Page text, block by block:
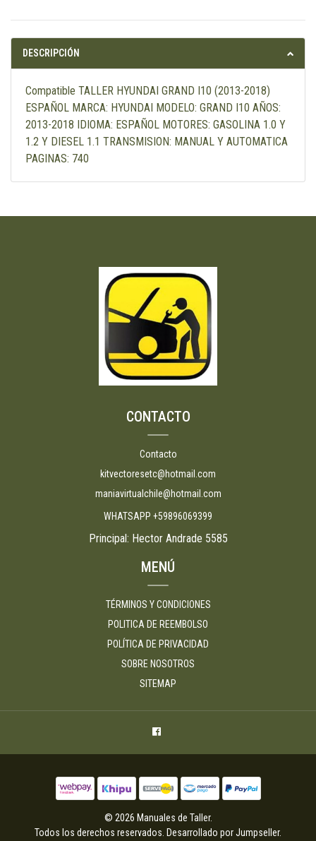
DESCRIPCIÓN
Compatible TALLER HYUNDAI GRAND I10 (2013-2018)
ESPAÑOL MARCA: HYUNDAI MODELO: GRAND I10 AÑOS:
2013-2018 IDIOMA: ESPAÑOL MOTORES: GASOLINA 1.0 Y
1.2 Y DIESEL 1.1 TRANSMISION: MANUAL Y AUTOMATICA
PAGINAS: 740
CONTACTO
Contacto
kitvectoresetc@hotmail.com
maniavirtualchile@hotmail.com
WHATSAPP +59896069399
Principal: Hector Andrade 5585
MENÚ
TÉRMINOS Y CONDICIONES
POLITICA DE REEMBOLSO
POLÍTICA DE PRIVACIDAD
SOBRE NOSOTROS
SITEMAP
© 2026 Manuales de Taller.
Todos los derechos reservados. Desarrollado por Jumpseller.